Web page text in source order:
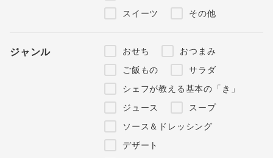
スイーツ
その他
ジャンル おせち
おつまみ
ご飯もの
サラダ
シェフが教える基本の「き」
ジュース
スープ
ソース＆ドレッシング
デザート